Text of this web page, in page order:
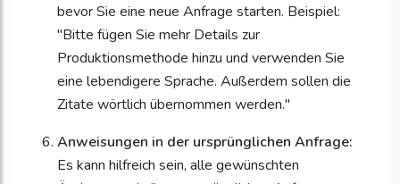
bevor Sie eine neue Anfrage starten. Beispiel:
"Bitte fügen Sie mehr Details zur
Produktionsmethode hinzu und verwenden Sie
eine lebendigere Sprache. Außerdem sollen die
Zitate wörtlich übernommen werden."
Anweisungen in der ursprünglichen Anfrage:
Es kann hilfreich sein, alle gewünschten